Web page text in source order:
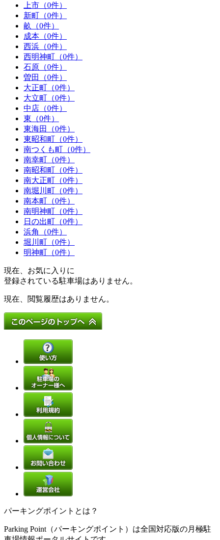
上市（0件）
新町（0件）
畝（0件）
成本（0件）
西浜（0件）
西明神町（0件）
石原（0件）
曽田（0件）
大正町（0件）
大立町（0件）
中店（0件）
東（0件）
東海田（0件）
東昭和町（0件）
南つくも町（0件）
南幸町（0件）
南昭和町（0件）
南大正町（0件）
南堀川町（0件）
南本町（0件）
南明神町（0件）
日の出町（0件）
浜角（0件）
堀川町（0件）
明神町（0件）
現在、お気に入りに
登録されている駐車場はありません。
現在、閲覧履歴はありません。
パーキングポイントとは？
Parking Point（パーキングポイント）は全国対応版の月極駐